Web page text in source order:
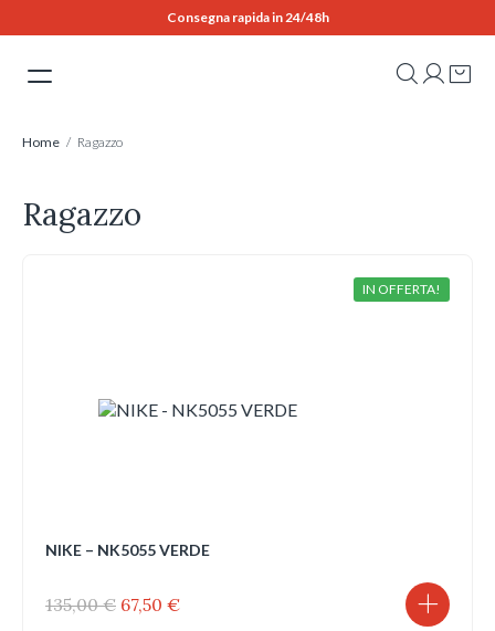
to
Consegna rapida in 24/48h
Home / Ragazzo
Ragazzo
IN OFFERTA!
NIKE – NK5055 VERDE
135,00€ Il
67,50 €Il